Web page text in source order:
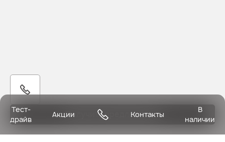
Получить предложение
Тест-
драйв
Акции Контакты
В
наличии